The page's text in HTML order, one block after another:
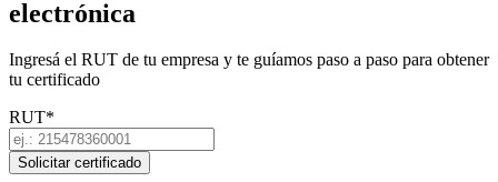
electrónica
Ingresá el RUT de tu empresa y te guíamos paso a paso para obtener
tu certificado
RUT*
Solicitar certificado